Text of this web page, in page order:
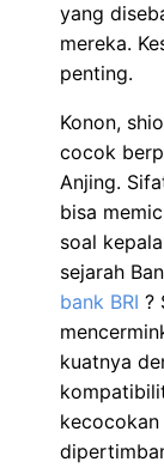
yang
mereka.
penting.
Konon,
cocok
Anjing.
bisa
soal
sejarah
bank BRI ?
kuatnya